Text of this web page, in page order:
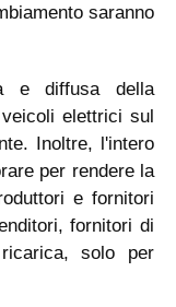
saranno
e diffusa della
elettrici sul
Inoltre, l'intero
per rendere la
e fornitori
fornitori di
solo per